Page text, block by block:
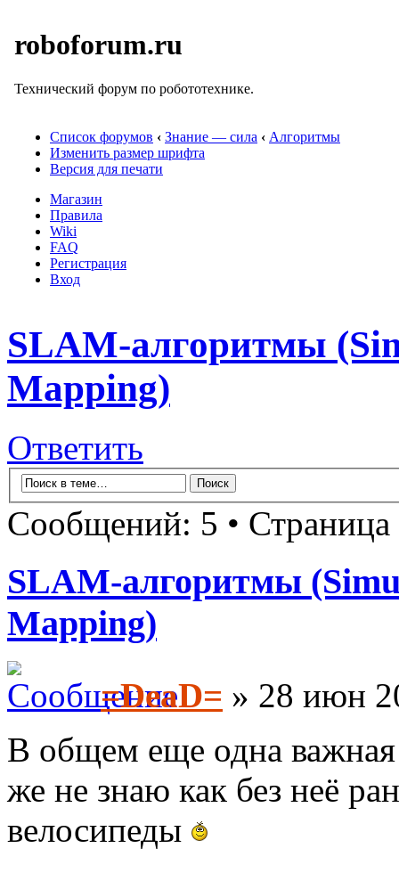
roboforum.ru
Технический форум по робототехнике.
Список форумов ‹ Знание — сила ‹ Алгоритмы
Изменить размер шрифта
Версия для печати
Магазин
Правила
Wiki
FAQ
Регистрация
Вход
SLAM-алгоритмы
Mapping)
Ответить
Сообщений: 5 • Страница
SLAM-алгоритмы
Mapping)
=DeaD= » 28 июн
В общем еще одна важная
же не знаю как без неё
велосипеды